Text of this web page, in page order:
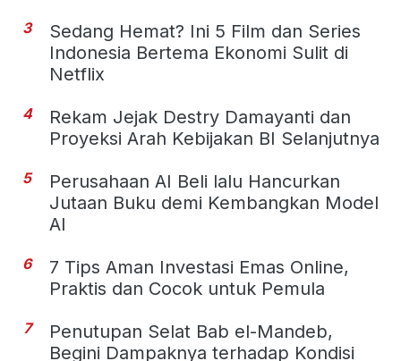
3
Sedang Hemat? Ini 5 Film dan Series
Indonesia Bertema Ekonomi Sulit di
Netflix
4
Rekam Jejak Destry Damayanti dan
Proyeksi Arah Kebijakan BI Selanjutnya
5
Perusahaan AI Beli lalu Hancurkan
Jutaan Buku demi Kembangkan Model
AI
6
7 Tips Aman Investasi Emas Online,
Praktis dan Cocok untuk Pemula
7
Penutupan Selat Bab el-Mandeb,
Begini Dampaknya terhadap Kondisi